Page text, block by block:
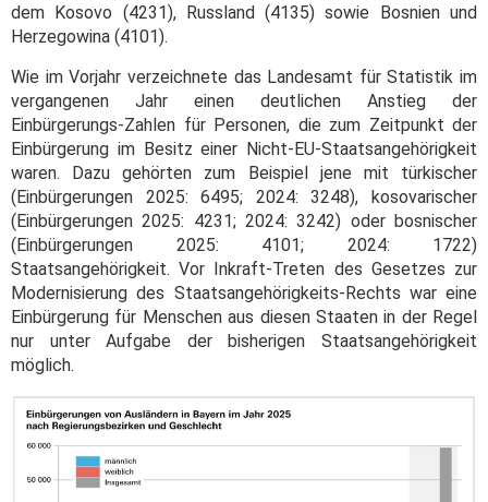
dem Kosovo (4231), Russland (4135) sowie Bosnien und
Herzegowina (4101).
Wie im Vorjahr verzeichnete das Landesamt für Statistik im
vergangenen Jahr einen deutlichen Anstieg der
Einbürgerungs-Zahlen für Personen, die zum Zeitpunkt der
Einbürgerung im Besitz einer Nicht-EU-Staatsangehörigkeit
waren. Dazu gehörten zum Beispiel jene mit türkischer
(Einbürgerungen 2025: 6495; 2024: 3248), kosovarischer
(Einbürgerungen 2025: 4231; 2024: 3242) oder bosnischer
(Einbürgerungen 2025: 4101; 2024: 1722)
Staatsangehörigkeit. Vor Inkraft-Treten des Gesetzes zur
Modernisierung des Staatsangehörigkeits-Rechts war eine
Einbürgerung für Menschen aus diesen Staaten in der Regel
nur unter Aufgabe der bisherigen Staatsangehörigkeit
möglich.